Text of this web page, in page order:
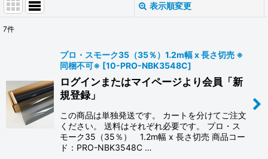
表示順変更
7件
プロ・スモーク35（35％）1.2m幅 x 長さ切売 ※
同梱不可※ [10-PRO-NBK3548C]
ログインまたはマイページより会員「新
規登録」
この商品は単独発送です。 カートを分けてご注文
ください。 送料はそれぞれ必要です。 プロ・ス
モーク35（35％） 1.2m幅 x 長さ切売 商品コー
ド：PRO-NBK3548C …